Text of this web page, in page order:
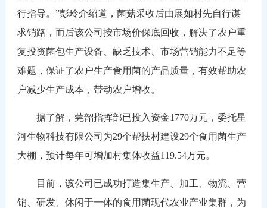
行指导。”彭玲介绍道，菌菇采收后由展如村先自行谋
求销路，而后该公司按市场价保底回收，解决了农户重
复投资菌包生产设备、缺乏技术、市场营销能力不足等
难题，保证了农户生产食用菌的产品质量，有效帮助农
户减少生产成本，带动农户增收。
据了解，莞韶指挥部已投入资金1770万元，委托星
河生物科技有限公司为29个帮扶村建设29个食用菌生产
大棚，预计每年可增加村集体收益119.54万元。
目前，该公司已成功打造集生产、加工、物流、营
销、研发、休闲于一体的食用菌现代农业产业集群，为